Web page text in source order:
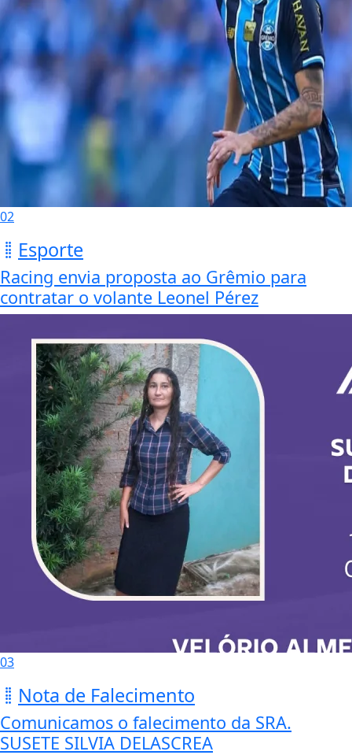
02
Esporte
Racing envia proposta ao Grêmio para
contratar o volante Leonel Pérez
03
Nota de Falecimento
Comunicamos o falecimento da SRA.
SUSETE SILVIA DELASCREA